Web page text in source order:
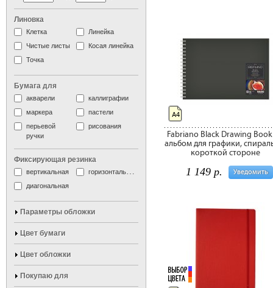
Fabriano Black Drawing
альбом для графики,
короткой стороне
Уведомить
1 149 р.
А4
Линовка
Клетка
Линейка
Чистые листы
Косая линейка
Точка
Бумага для
акварели
каллиграфии
маркера
пастели
перьевой
ручки
рисования
Фиксирующая резинка
вертикальная
горизонтальная
диагональная
Параметры обложки
Цвет бумаги
Цвет обложки
Покупаю для